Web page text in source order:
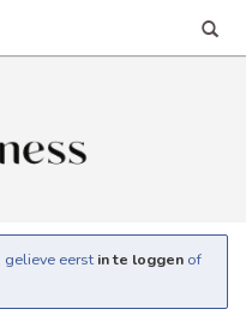
gelieve eerst in te loggen of